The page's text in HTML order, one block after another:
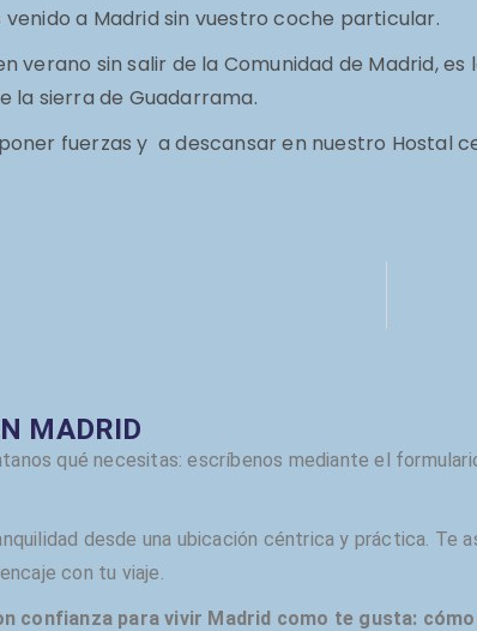
a Madrid sin vuestro coche particular.
sin salir de la Comunidad de Madrid,
la sierra de Guadarrama.
fuerzas y a descansar en nuestro Hostal
MADRID
qué necesitas: escríbenos mediante el
desde una ubicación céntrica y práctica. Te
con tu viaje.
confianza para vivir Madrid como te gusta: